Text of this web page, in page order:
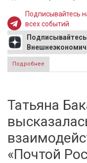
Подписывайтесь
всех событий
Подписывайтесь
Подробнее
Татьяна
«Почтой